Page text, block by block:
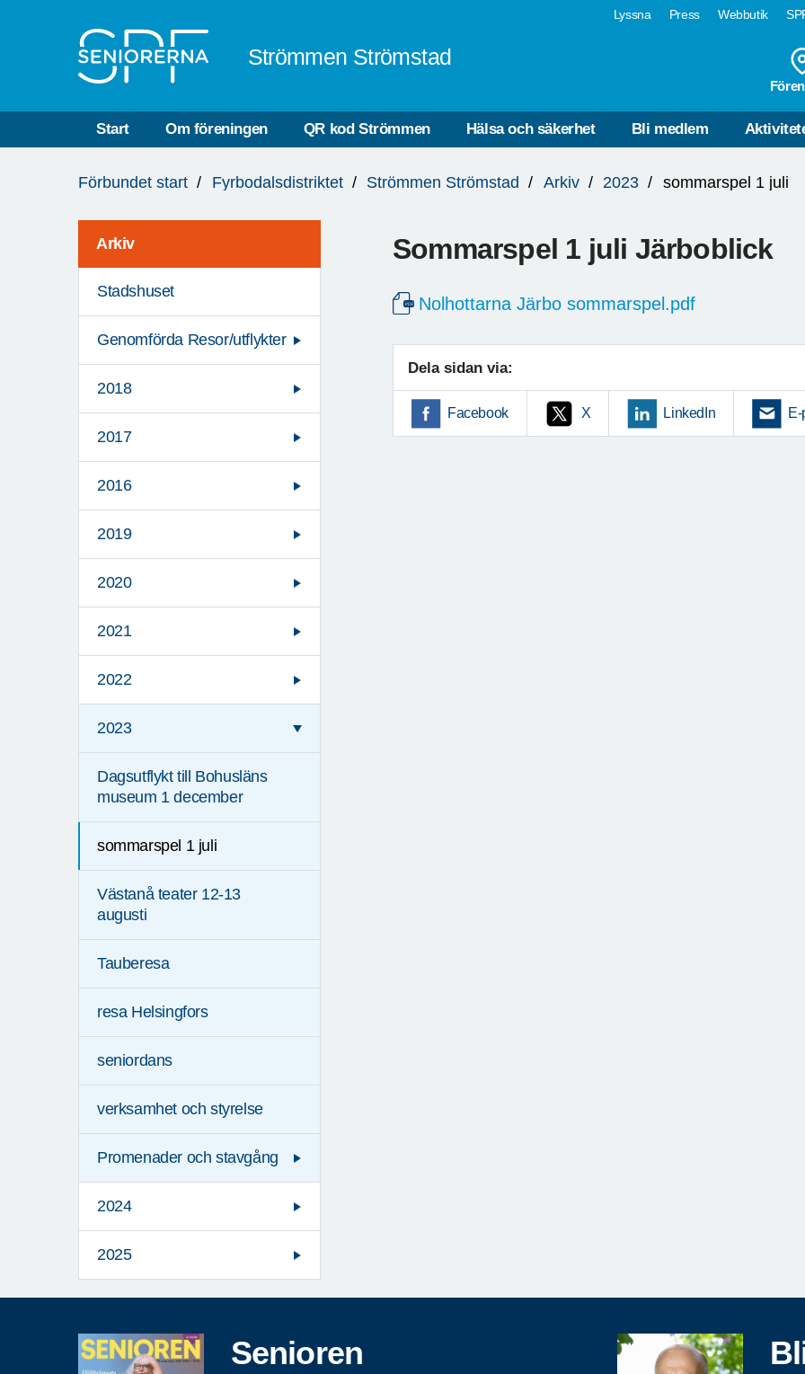
Lyssna Press Webbutik
Strömmen Strömstad
Start Om föreningen QR kod Strömmen Hälsa och säkerhet Bli medlem
är
Förbundet start Fyrbodalsdistriktet Strömmen Strömstad Arkiv 2023 sommarspel 1 juli
Arkiv
Stadshuset
Genomförda Resor/utflykter
2018
2017
2016
2019
2020
2021
2022
2023
Dagsutflykt till Bohusläns
museum 1 december
sommarspel 1 juli
Västanå teater 12-13
augusti
Tauberesa
resa Helsingfors
seniordans
verksamhet och styrelse
Promenader och stavgång
2024
2025
Sommarspel 1 juli Järboblick
Nolhottarna Järbo sommarspel.pdf
Dela sidan via:
Facebook X LinkedIn
Senioren